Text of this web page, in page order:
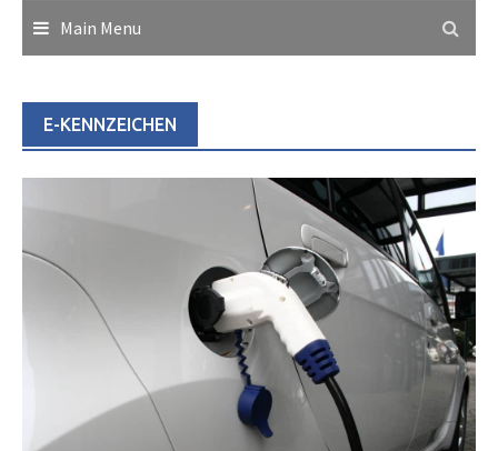
Main Menu
E-KENNZEICHEN